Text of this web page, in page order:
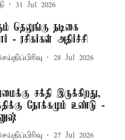
31 Jul 2026
தெலுங்கு நடிகை
- ரசிகர்கள் அதிர்ச்சி
28 Jul 2026
சக்தி இருக்கிறது,
நோக்கமும் உண்டு -
27 Jul 2026